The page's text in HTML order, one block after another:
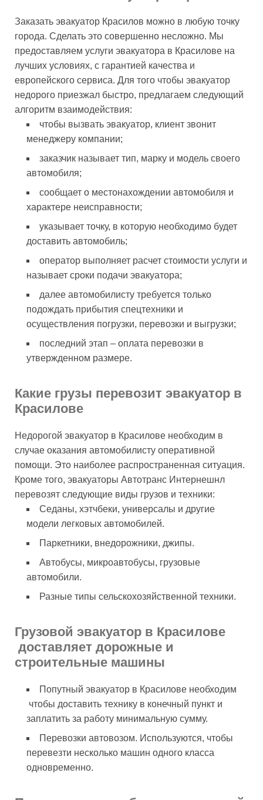
Заказать эвакуатор Красилов можно в любую точку
города. Сделать это совершенно несложно. Мы
предоставляем услуги эвакуатора в Красилове на
лучших условиях, с гарантией качества и
европейского сервиса. Для того чтобы эвакуатор
недорого приезжал быстро, предлагаем следующий
алгоритм взаимодействия:
чтобы вызвать эвакуатор, клиент звонит
менеджеру компании;
заказчик называет тип, марку и модель своего
автомобиля;
сообщает о местонахождении автомобиля и
характере неисправности;
указывает точку, в которую необходимо будет
доставить автомобиль;
оператор выполняет расчет стоимости услуги и
называет сроки подачи эвакуатора;
далее автомобилисту требуется только
подождать прибытия спецтехники и
осуществления погрузки, перевозки и выгрузки;
последний этап – оплата перевозки в
утвержденном размере.
Какие грузы перевозит эвакуатор в
Красилове
Недорогой эвакуатор в Красилове необходим в
случае оказания автомобилисту оперативной
помощи. Это наиболее распространенная ситуация.
Кроме того, эвакуаторы Автотранс Интернешнл
перевозят следующие виды грузов и техники:
Седаны, хэтчбеки, универсалы и другие
модели легковых автомобилей.
Паркетники, внедорожники, джипы.
Автобусы, микроавтобусы, грузовые
автомобили.
Разные типы сельскохозяйственной техники.
Грузовой эвакуатор в Красилове
доставляет дорожные и
строительные машины
Попутный эвакуатор в Красилове необходим
чтобы доставить технику в конечный пункт и
заплатить за работу минимальную сумму.
Перевозки автовозом. Используются, чтобы
перевезти несколько машин одного класса
одновременно.